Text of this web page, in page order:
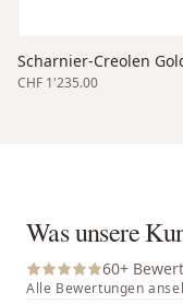
CHF 1'235.00
Was unsere
60+
Alle Bewertungen